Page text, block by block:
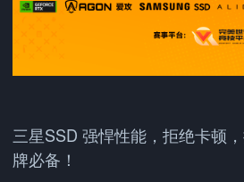
三星SSD 强悍性能，拒绝卡顿
牌必备！